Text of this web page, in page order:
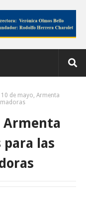
10 de mayo, Armenta
Armenta
para las